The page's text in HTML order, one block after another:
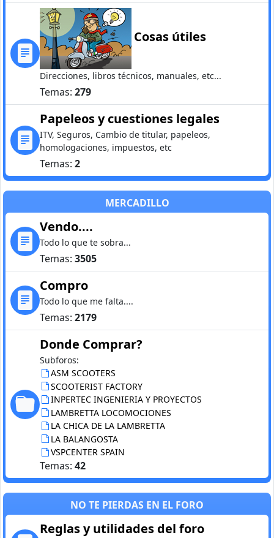
Cosas útiles
Direcciones, libros técnicos, manuales, etc...
Temas: 279
Papeleos y cuestiones legales
ITV, Seguros, Cambio de titular, papeleos,
homologaciones, impuestos, etc
Temas: 2
MERCADILLO
Vendo....
Todo lo que te sobra...
Temas: 3505
Compro
Todo lo que me falta....
Temas: 2179
Donde Comprar?
Subforos:
ASM SCOOTERS
SCOOTERIST FACTORY
INPERTEC INGENIERIA Y PROYECTOS
LAMBRETTA LOCOMOCIONES
LA CHICA DE LA LAMBRETTA
LA BALANGOSTA
VSPCENTER SPAIN
Temas: 42
NO TE PIERDAS EN EL FORO
Reglas y utilidades del foro